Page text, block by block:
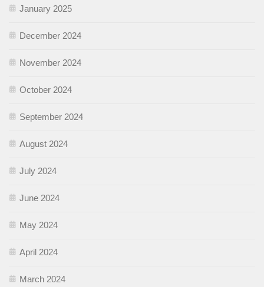
January 2025
December 2024
November 2024
October 2024
September 2024
August 2024
July 2024
June 2024
May 2024
April 2024
March 2024